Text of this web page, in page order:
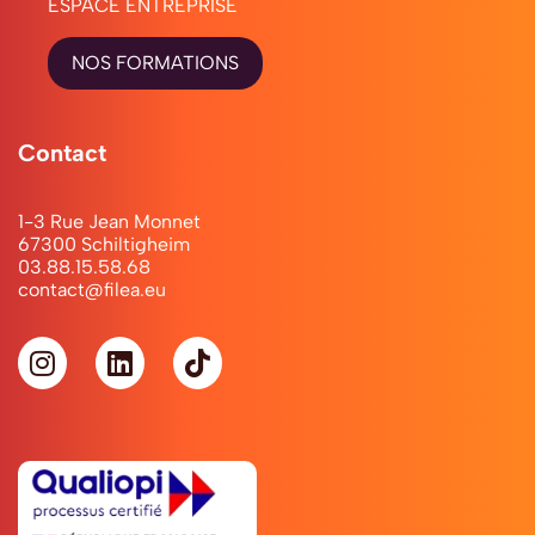
du
logement
lorsqu’ils
entrent
la
active.
De
plus,
grâce
l’intervention
d’Action
repart
avec
ESPACE ENTREPRISE
NOS FORMATIONS
Contact
1-3 Rue Jean Monnet
67300 Schiltigheim
03.88.15.58.68
contact@filea.eu